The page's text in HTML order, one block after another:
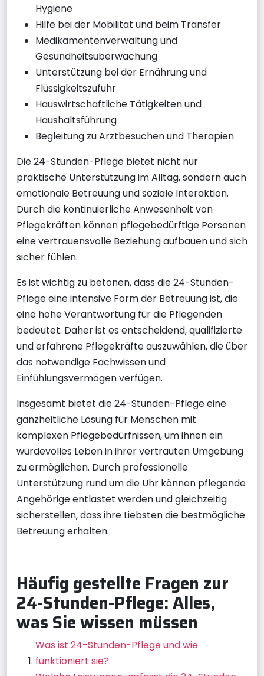
Hygiene
Hilfe bei der Mobilität und beim Transfer
Medikamentenverwaltung und
Gesundheitsüberwachung
Unterstützung bei der Ernährung und
Flüssigkeitszufuhr
Hauswirtschaftliche Tätigkeiten und
Haushaltsführung
Begleitung zu Arztbesuchen und Therapien
Die 24-Stunden-Pflege bietet nicht nur
praktische Unterstützung im Alltag, sondern auch
emotionale Betreuung und soziale Interaktion.
Durch die kontinuierliche Anwesenheit von
Pflegekräften können pflegebedürftige Personen
eine vertrauensvolle Beziehung aufbauen und sich
sicher fühlen.
Es ist wichtig zu betonen, dass die 24-Stunden-
Pflege eine intensive Form der Betreuung ist, die
eine hohe Verantwortung für die Pflegenden
bedeutet. Daher ist es entscheidend, qualifizierte
und erfahrene Pflegekräfte auszuwählen, die über
das notwendige Fachwissen und
Einfühlungsvermögen verfügen.
Insgesamt bietet die 24-Stunden-Pflege eine
ganzheitliche Lösung für Menschen mit
komplexen Pflegebedürfnissen, um ihnen ein
würdevolles Leben in ihrer vertrauten Umgebung
zu ermöglichen. Durch professionelle
Unterstützung rund um die Uhr können pflegende
Angehörige entlastet werden und gleichzeitig
sicherstellen, dass ihre Liebsten die bestmögliche
Betreuung erhalten.
Häufig gestellte Fragen zur
24-Stunden-Pflege: Alles,
was Sie wissen müssen
Was ist 24-Stunden-Pflege und wie
funktioniert sie?